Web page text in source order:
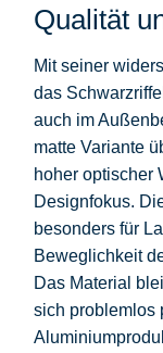
Qualität
Mit seiner
das
auch im
matte Variante
hoher optischer
Designfokus.
besonders für
Beweglichkeit
Das Material
sich problemlos